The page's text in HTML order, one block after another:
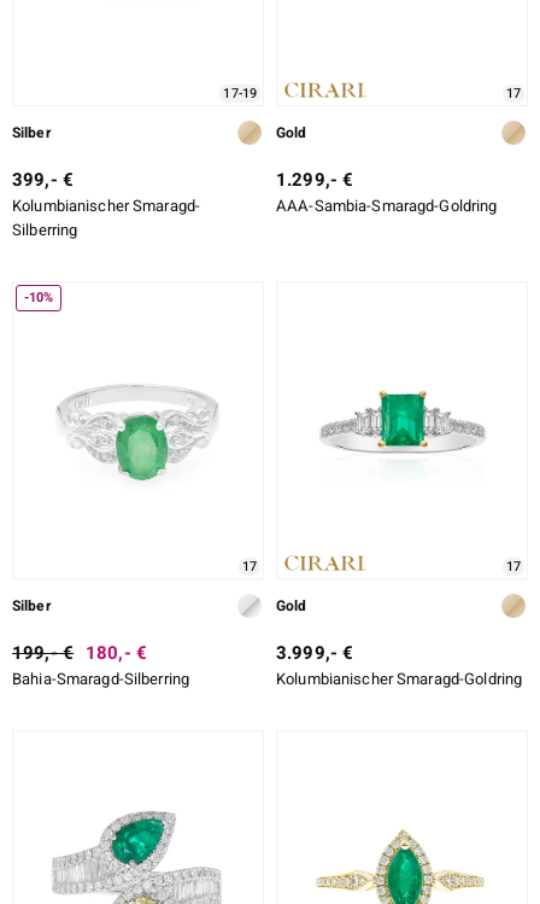
17-19
Silber
399,- €
Kolumbianischer Smaragd-
Silberring
17
Gold
1.299,- €
AAA-Sambia-Smaragd-Goldring
-10%
17
Silber
199,- € 180,- €
Bahia-Smaragd-Silberring
17
Gold
3.999,- €
Kolumbianischer Smaragd-Goldring